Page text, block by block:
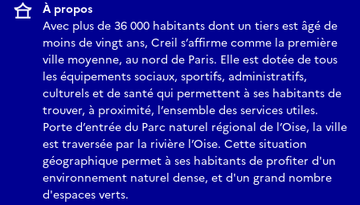
À propos
Avec plus de 36 000 habitants dont un tiers est âgé de
moins de vingt ans, Creil s’affirme comme la première
ville moyenne, au nord de Paris. Elle est dotée de tous
les équipements sociaux, sportifs, administratifs,
culturels et de santé qui permettent à ses habitants de
trouver, à proximité, l’ensemble des services utiles.
Porte d’entrée du Parc naturel régional de l’Oise, la ville
est traversée par la rivière l’Oise. Cette situation
géographique permet à ses habitants de profiter d'un
environnement naturel dense, et d'un grand nombre
d'espaces verts.